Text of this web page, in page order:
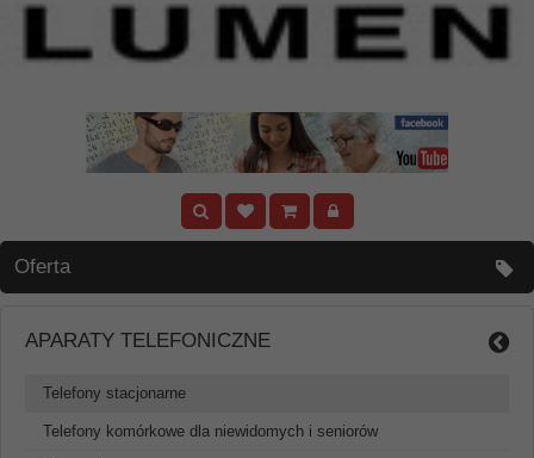
Oferta
APARATY TELEFONICZNE
Telefony stacjonarne
Telefony komórkowe dla niewidomych i seniorów